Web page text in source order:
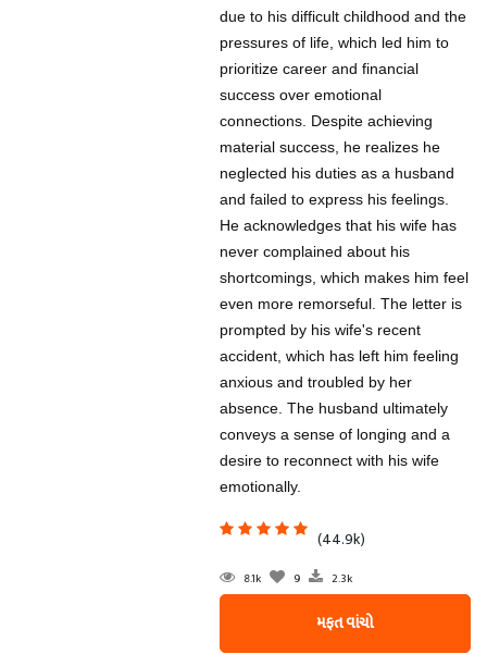
due to his difficult childhood and the
pressures of life, which led him to
prioritize career and financial
success over emotional
connections. Despite achieving
material success, he realizes he
neglected his duties as a husband
and failed to express his feelings.
He acknowledges that his wife has
never complained about his
shortcomings, which makes him feel
even more remorseful. The letter is
prompted by his wife's recent
accident, which has left him feeling
anxious and troubled by her
absence. The husband ultimately
conveys a sense of longing and a
desire to reconnect with his wife
emotionally.
(44.9k)
8.1k 9 2.3k
મફત વાંચો